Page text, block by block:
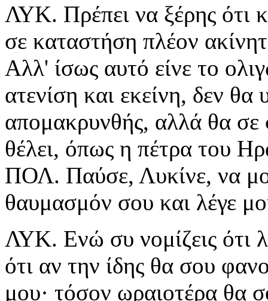
ΛΥΚ. Πρέπει να ξέρης ότι
σε καταστήση πλέον
Αλλ' ίσως αυτό είνε το
ατενίση και εκείνη, δεν
απομακρυνθής, αλλά θα
θέλει, όπως η πέτρα του
ΠΟΛ. Παύσε, Λυκίνε, να
θαυμασμόν σου και λέγε
ΛΥΚ. Ενώ συ νομίζεις ότι
ότι αν την ίδης θα σου
μου· τόσον ωραιοτέρα θα